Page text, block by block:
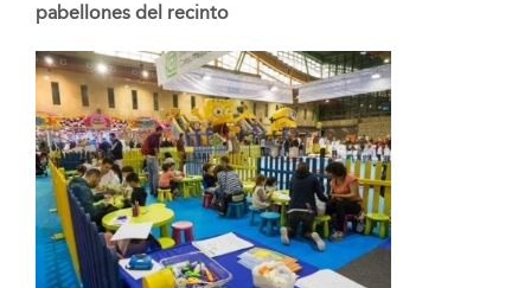
pabellones del recinto